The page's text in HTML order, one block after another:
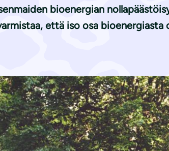
bioenergian
että iso osa